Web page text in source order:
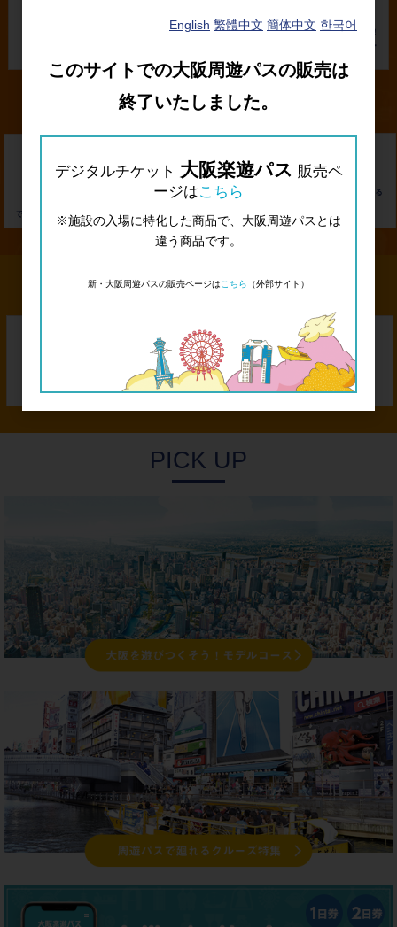
SERVICE
PICK UP
English 繁體中文 簡体中文 한국어
このサイトでの大阪周遊パスの販売は
終了いたしました。
デジタルチケット 大阪楽遊パス 販売ペ
ージはこちら
※施設の入場に特化した商品で、大阪周遊パスとは
違う商品です。
新・大阪周遊パスの販売ページは こちら （外部サイト）